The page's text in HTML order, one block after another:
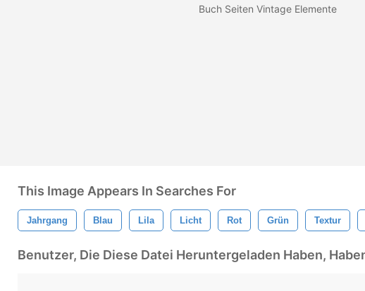
Buch Seiten Vintage Elemente
This Image Appears In Searches For
Jahrgang Blau Lila Licht Rot Grün Textur
Benutzer, Die Diese Datei Heruntergeladen Haben,